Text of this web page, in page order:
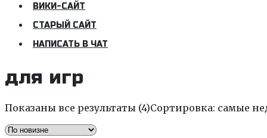
ВИКИ-САЙТ
СТАРЫЙ САЙТ
НАПИСАТЬ В ЧАТ
для игр
Показаны все результаты (4)Сортировка: самые